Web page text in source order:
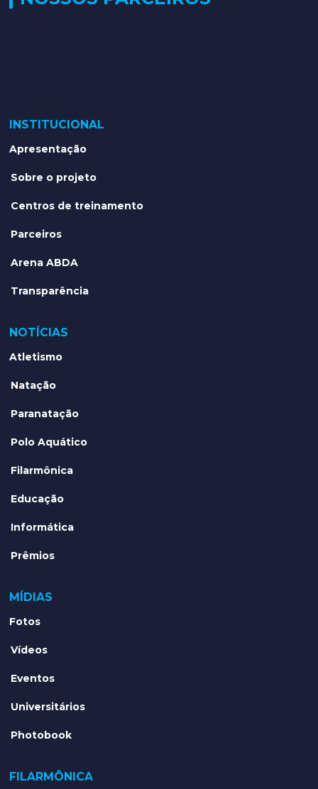
INSTITUCIONAL
Apresentação
Sobre o projeto
Centros de treinamento
Parceiros
Arena ABDA
Transparência
NOTÍCIAS
Atletismo
Natação
Paranatação
Polo Aquático
Filarmônica
Educação
Informática
Prêmios
MÍDIAS
Fotos
Vídeos
Eventos
Universitários
Photobook
FILARMÔNICA